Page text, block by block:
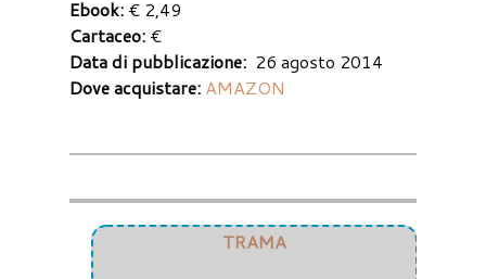
Ebook: € 2,49
Cartaceo: €
Data di pubblicazione: 26 agosto 2014
Dove acquistare: AMAZON
TRAMA